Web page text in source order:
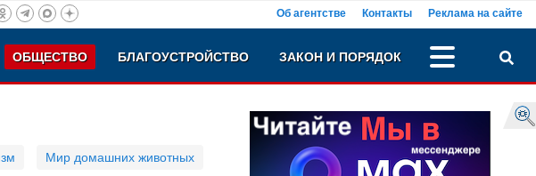
Об агентстве Контакты Реклама на сайте
ОБЩЕСТВО БЛАГОУСТРОЙСТВО ЗАКОН И ПОРЯДОК
Мир домашних животных